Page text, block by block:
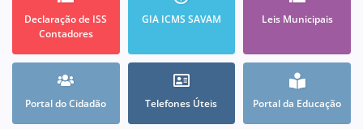
Declaração de ISS
Contadores
GIA ICMS SAVAM Leis Municipais
Portal do Cidadão Telefones Úteis Portal da Educação